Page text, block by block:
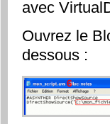
avec
Ouvrez le
dessous :